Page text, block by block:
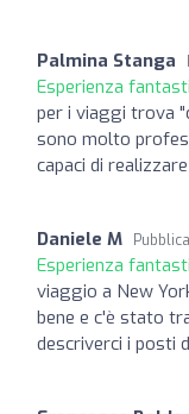
Palmina Stanga
Esperienza
per i viaggi trova
sono molto
capaci di
Daniele M
Esperienza
viaggio a New
bene e c'è stato
descriverci i posti